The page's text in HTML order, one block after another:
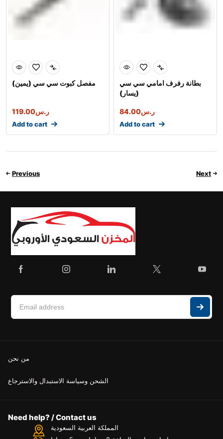
مفصل كبوت سي سي (يمين)
ر.س119.00
Add to cart
بطانة رفرف امامي سي سي
(يسار)
ر.س84.00
Add to cart
Previous Next
من نحن
الشحن وسياسة الاستبدال والاسترجاع
Need help? / Contact us
المملكة العربية السعودية